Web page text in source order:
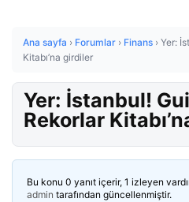
Ana sayfa › Forumlar › Finans › Yer:
Kitabı’na girdiler
Yer: İstanbul!
Rekorlar
Bu konu 0 yanıt içerir, 1 izleyen
admin tarafından güncellenmiştir.